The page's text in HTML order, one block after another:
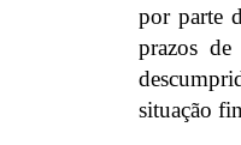
por parte
prazos
situação